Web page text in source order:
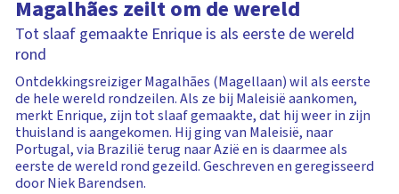
Magalhães zeilt om de wereld
Tot slaaf gemaakte Enrique is als eerste de wereld
rond
Ontdekkingsreiziger Magalhães (Magellaan) wil als eerste
de hele wereld rondzeilen. Als ze bij Maleisië aankomen,
merkt Enrique, zijn tot slaaf gemaakte, dat hij weer in zijn
thuisland is aangekomen. Hij ging van Maleisië, naar
Portugal, via Brazilië terug naar Azië en is daarmee als
eerste de wereld rond gezeild. Geschreven en geregisseerd
door Niek Barendsen.